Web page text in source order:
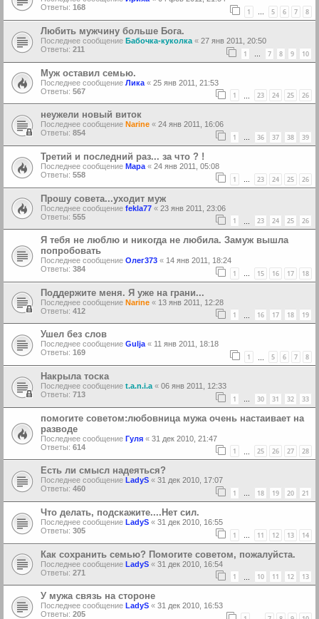
Ответы: 168 1 … 5 6 7 8
Любить мужчину больше Бога.
Последнее сообщение Бабочка-куколка « 27 янв 2011, 20:50
Ответы: 211 1 … 7 8 9 10
Муж оставил семью.
Последнее сообщение Лика « 25 янв 2011, 21:53
Ответы: 567 1 23 24 25 26
неужели новый виток
Последнее сообщение Narine « 24 янв 2011, 16:06
Ответы: 854 1 … 36 37 38 39
Третий и последний раз... за что ? !
Последнее сообщение Мара « 24 янв 2011, 05:08
Ответы: 558 1 23 24 25 26
Прошу совета...уходит муж
Последнее сообщение fekla77 « 23 янв 2011, 23:06
Ответы: 555 1 23 24 25 26
Я тебя не люблю и никогда не любила. Замуж вышла
попробовать
Последнее сообщение Олег373 « 14 янв 2011, 18:24
Ответы: 384 1 … 15 16 17 18
Поддержите меня. Я уже на грани...
Последнее сообщение Narine « 13 янв 2011, 12:28
Ответы: 412 1 16 17 18 19
Ушел без слов
Последнее сообщение Gulja« 11 янв 2011, 18:18
Ответы: 169 1 5 6 7 8
Накрыла тоска
Последнее сообщение t.a.n.i.a « 06 янв 2011, 12:33
Ответы: 713 1 … 30 31 32 33
помогите советом:любовница мужа очень настаивает на
разводе
Последнее сообщение Гуля « 31 дек 2010, 21:47
Ответы: 614 1 25 26 27 28
Есть ли смысл надеяться?
Последнее сообщение LadyS « 31 дек 2010, 17:07
Ответы: 460 1 … 18 19 20 21
Что делать, подскажите....Нет сил.
Последнее сообщение LadyS « 31 дек 2010, 16:55
Ответы: 305 1 … 11 12 13 14
Как сохранить семью? Помогите советом, пожалуйста.
Последнее сообщение LadyS « 31 дек 2010, 16:54
Ответы: 271 1 10 11 12 13
У мужа связь на стороне
Последнее сообщение LadyS « 31 дек 2010, 16:53
Ответы: 205